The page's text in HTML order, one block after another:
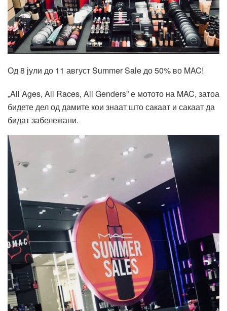
Од 8 јули до 11 августSummer Saleдо 50% во MAC!
„All Ages, All Races, All Genders” е мотото на MAC, затоа
бидете дел од дамите кои знаат што сакаат и сакаат да
бидат забележани.